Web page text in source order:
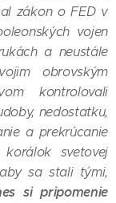
zákon o FED v
vojen
a neustále
obrovským
kontrolovali
nedostatku,
a prekrúcanie
svetovej
sa stali tými,
si pripomenie